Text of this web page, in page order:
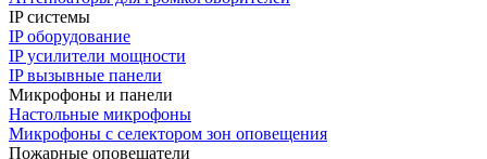
IP системы
IP оборудование
IP усилители мощности
IP вызывные панели
Микрофоны и панели
Настольные микрофоны
Микрофоны с селектором зон оповещения
Пожарные оповещатели